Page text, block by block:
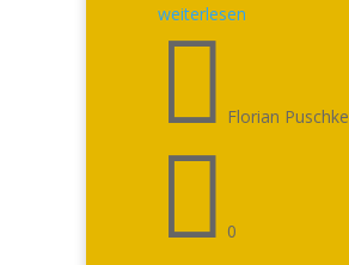
weiterlesen
 Florian Puschke
 0